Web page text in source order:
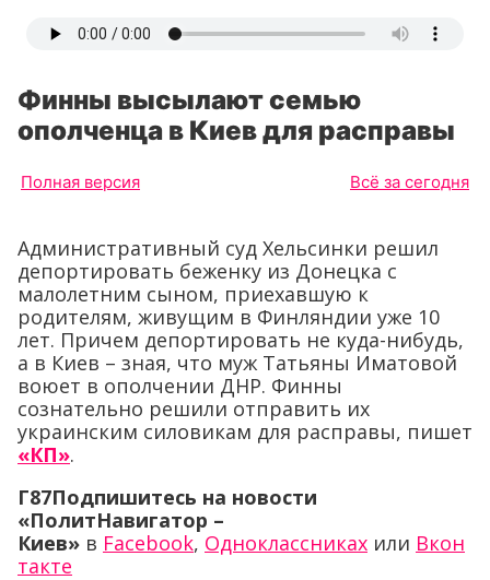
Финны высылают семью
ополченца в Киев для расправы
Полная версия Всё за сегодня
Административный суд Хельсинки решил
депортировать беженку из Донецка с
малолетним сыном, приехавшую к
родителям, живущим в Финляндии уже 10
лет. Причем депортировать не куда-нибудь,
а в Киев – зная, что муж Татьяны Иматовой
воюет в ополчении ДНР. Финны
сознательно решили отправить их
украинским силовикам для расправы, пишет
«КП».
Г87Подпишитесь на новости
«ПолитНавигатор –
Киев» в Facebook, Одноклассниках или Вкон
такте